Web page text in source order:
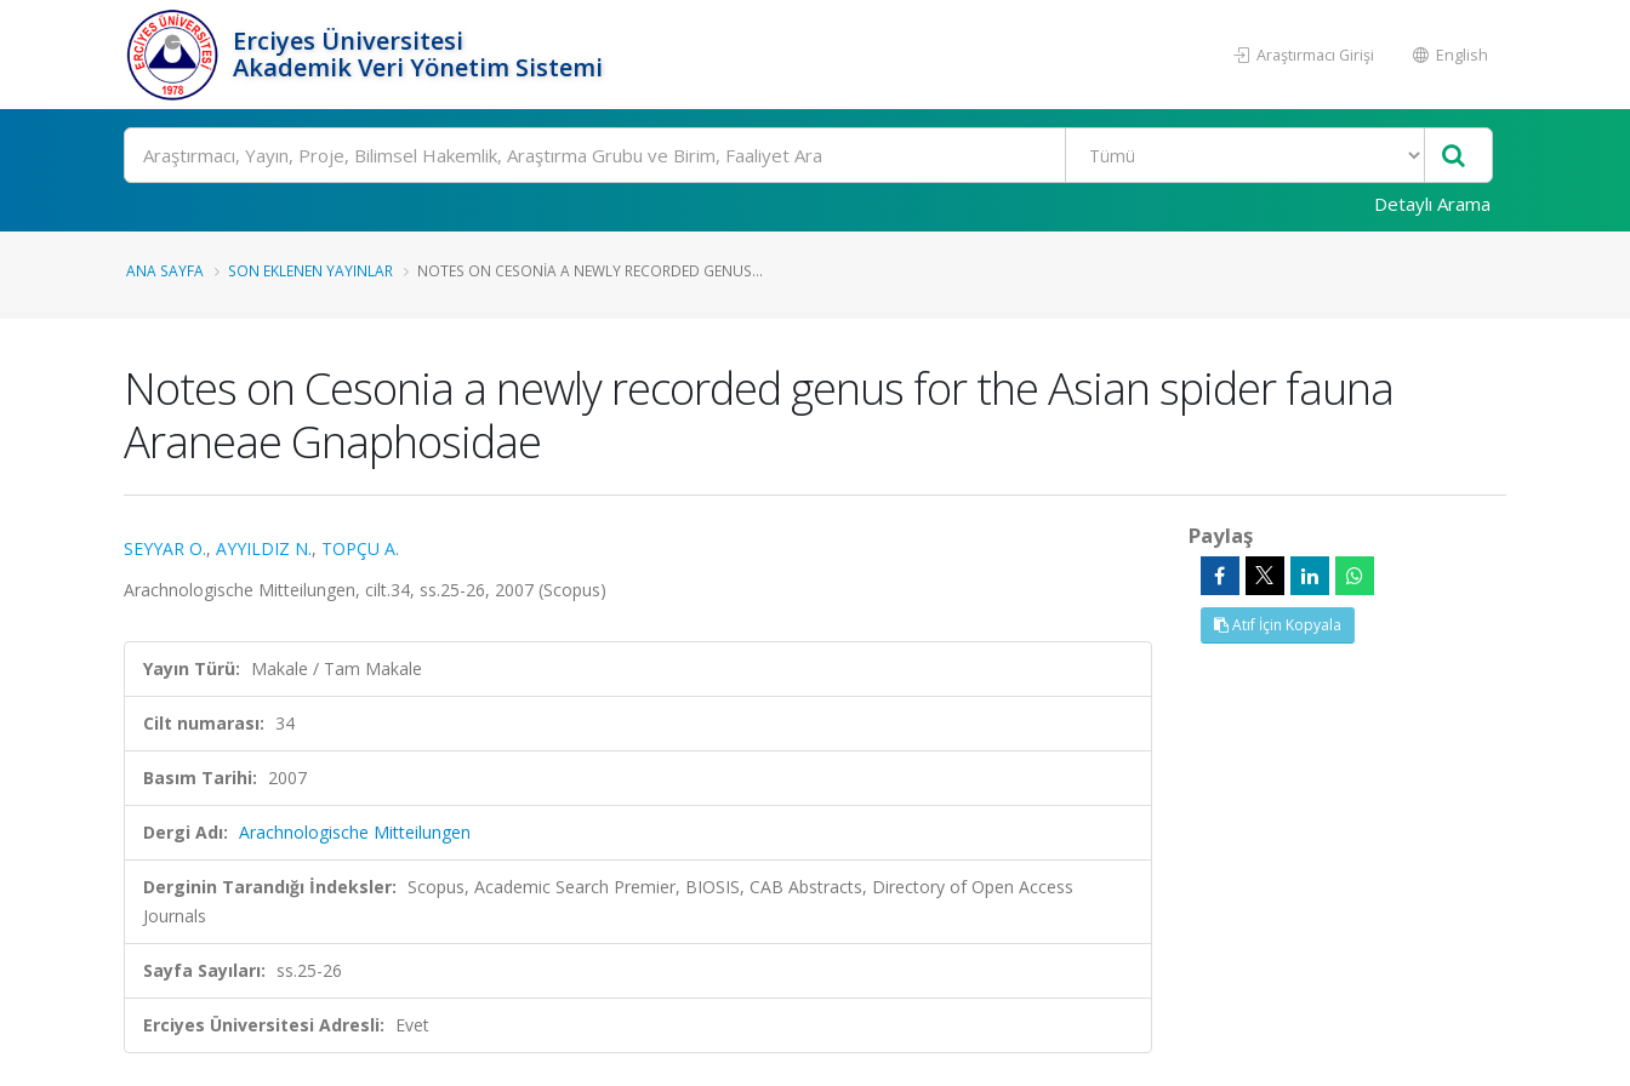
Erciyes Üniversitesi
Akademik Veri Yönetim Sistemi
Araştırmacı Girişi English
Ara
Detaylı Arama
ANA SAYFA SON EKLENEN YAYINLAR NOTES ON CESONIA A NEWLY RECORDED GENUS...
Notes on Cesonia a newly recorded genus for the Asian spider fauna
Araneae Gnaphosidae
SEYYAR O., AYYILDIZ N., TOPÇU A.
Arachnologische Mitteilungen, cilt.34, ss.25-26, 2007 (Scopus)
Yayın Türü: Makale / Tam Makale
Cilt numarası: 34
Basım Tarihi: 2007
Dergi Adı: Arachnologische Mitteilungen
Derginin Tarandığı İndeksler: Scopus, Academic Search Premier, BIOSIS, CAB Abstracts, Directory of Open Access
Journals
Sayfa Sayıları: ss.25-26
Erciyes Üniversitesi Adresli: Evet
Paylaş
Atıf İçin Kopyala